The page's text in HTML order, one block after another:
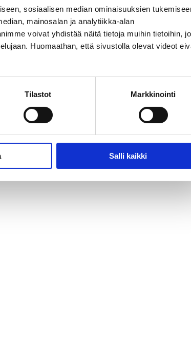
sosiaalisen median ominaisuuksien
mainosalan ja analytiikka-alan
voivat yhdistää näitä tietoja muihin tietoihin,
Huomaathan, että sivustolla olevat videot
Tilastot Markkinointi
Salli kaikki